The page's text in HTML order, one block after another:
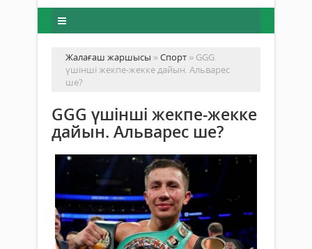
Жалағаш жаршысы »Спорт » GGG
үшінші жекпе-жекке дайын. Альварес
ше?
GGG үшінші жекпе-жекке
дайын. Альварес ше?